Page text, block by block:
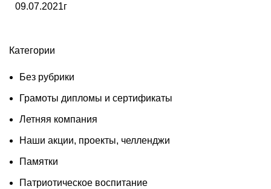
09.07.2021г
Категории
Без рубрики
Грамоты дипломы и сертификаты
Летняя компания
Наши акции, проекты, челленджи
Памятки
Патриотическое воспитание